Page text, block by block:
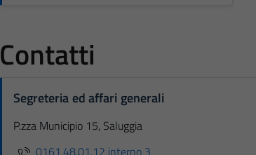
Contatti
Segreteria ed affari generali
P.zza Municipio 15, Saluggia
0161.48.01.12 interno 3